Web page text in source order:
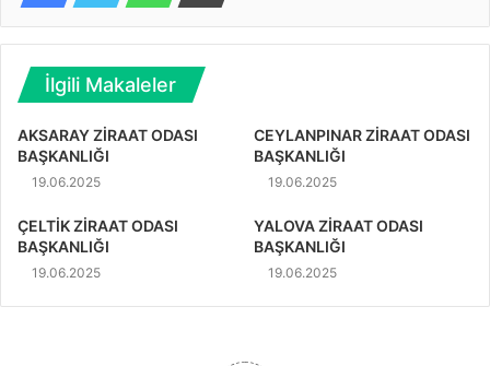
İlgili Makaleler
AKSARAY ZİRAAT ODASI
BAŞKANLIĞI
19.06.2025
CEYLANPINAR ZİRAAT ODASI
BAŞKANLIĞI
19.06.2025
ÇELTİK ZİRAAT ODASI
BAŞKANLIĞI
19.06.2025
YALOVA ZİRAAT ODASI
BAŞKANLIĞI
19.06.2025